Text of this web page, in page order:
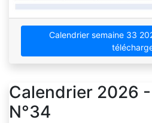
Calendrier semaine 33
Calendrier 2026
N°34